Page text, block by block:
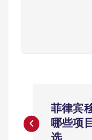
章
菲律宾
哪些项